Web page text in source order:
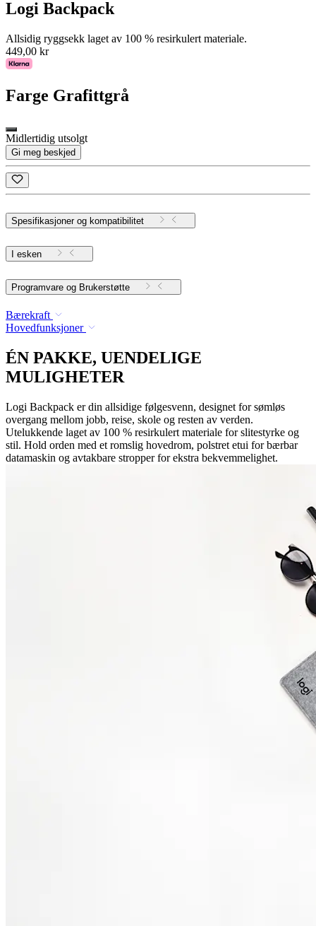
Logi Backpack
Allsidig ryggsekk laget av 100 % resirkulert materiale.
449,00 kr
Farge Grafittgrå
Midlertidig utsolgt
Gi meg beskjed
Spesifikasjoner og kompatibilitet
I esken
Programvare og Brukerstøtte
Bærekraft
Hovedfunksjoner
ÉN PAKKE, UENDELIGE
MULIGHETER
Logi Backpack er din allsidige følgesvenn, designet for sømløs
overgang mellom jobb, reise, skole og resten av verden.
Utelukkende laget av 100 % resirkulert materiale for slitestyrke og
stil. Hold orden med et romslig hovedrom, polstret etui for bærbar
datamaskin og avtakbare stropper for ekstra bekvemmelighet.